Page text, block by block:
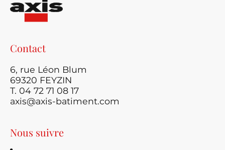
Contact
6, rue Léon Blum
69320 FEYZIN
T. 04 72 71 08 17
axis@axis-batiment.com
Nous suivre